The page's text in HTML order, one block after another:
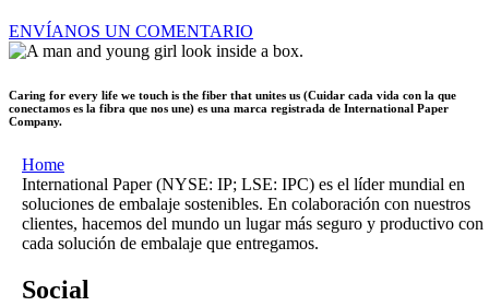
ENVÍANOS UN COMENTARIO
Caring for every life we touch is the fiber that unites us (Cuidar cada vida con la que
conectamos es la fibra que nos une) es una marca registrada de International Paper
Company.
Home
International Paper (NYSE: IP; LSE: IPC) es el líder mundial en
soluciones de embalaje sostenibles. En colaboración con nuestros
clientes, hacemos del mundo un lugar más seguro y productivo con
cada solución de embalaje que entregamos.
Social